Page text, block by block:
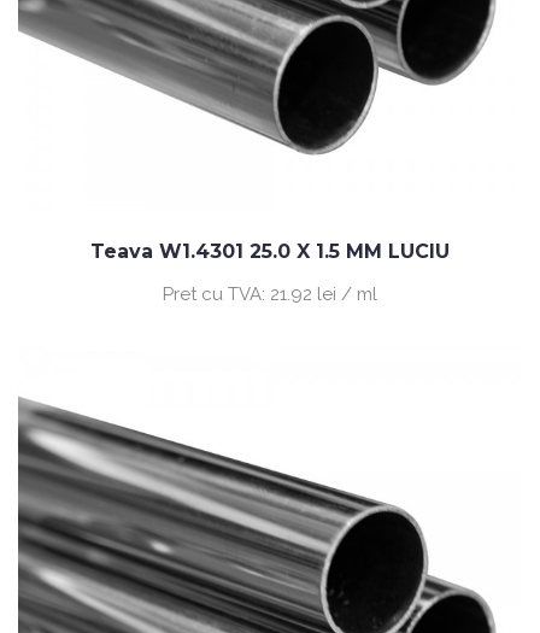
Teava W1.4301 25.0 X 1.5 MM LUCIU
Pret cu TVA: 21.92 lei / ml